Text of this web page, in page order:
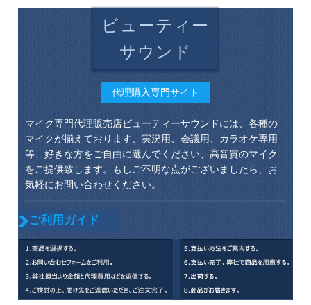
ビューティー
サウンド
代理購入専門サイト
マイク専門代理販売店ビューティーサウンドには、各種の
マイクが揃えております、実況用、会議用、カラオケ専用
等、好きな方をご自由に選んでください、高音質のマイク
をご提供致します。もしご不明な点がございましたら、お
気軽にお問い合わせください。
ご利用ガイド